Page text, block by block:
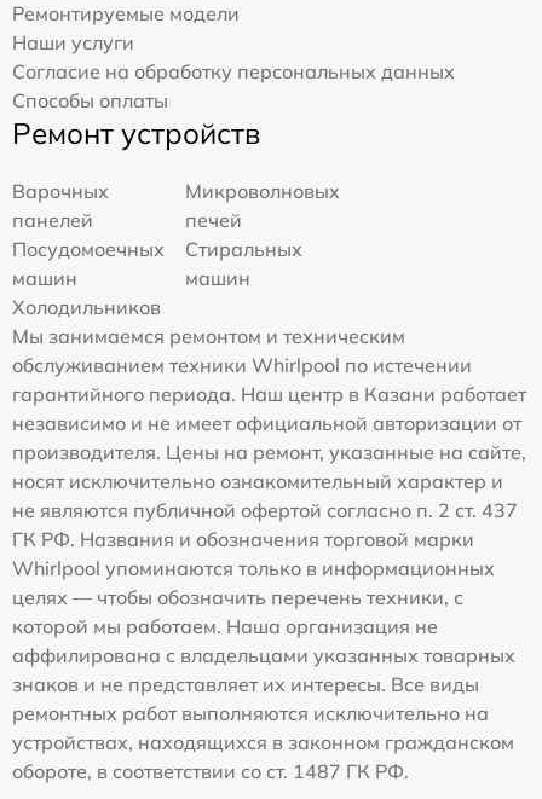
Ремонтируемые модели
Наши услуги
Согласие на обработку персональных данных
Способы оплаты
Ремонт устройств
Варочных
панелей
Микроволновых
печей
Посудомоечных
машин
Стиральных
машин
Холодильников
Мы занимаемся ремонтом и техническим
обслуживанием техники Whirlpool по истечении
гарантийного периода. Наш центр в Казани работает
независимо и не имеет официальной авторизации от
производителя. Цены на ремонт, указанные на сайте,
носят исключительно ознакомительный характер и
не являются публичной офертой согласно п. 2 ст. 437
ГК РФ. Названия и обозначения торговой марки
Whirlpool упоминаются только в информационных
целях — чтобы обозначить перечень техники, с
которой мы работаем. Наша организация не
аффилирована с владельцами указанных товарных
знаков и не представляет их интересы. Все виды
ремонтных работ выполняются исключительно на
устройствах, находящихся в законном гражданском
обороте, в соответствии со ст. 1487 ГК РФ.